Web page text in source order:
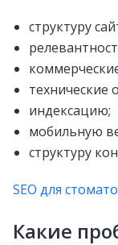
структуру
технические
индексацию;
мобильную
структуру
SEO для
Какие